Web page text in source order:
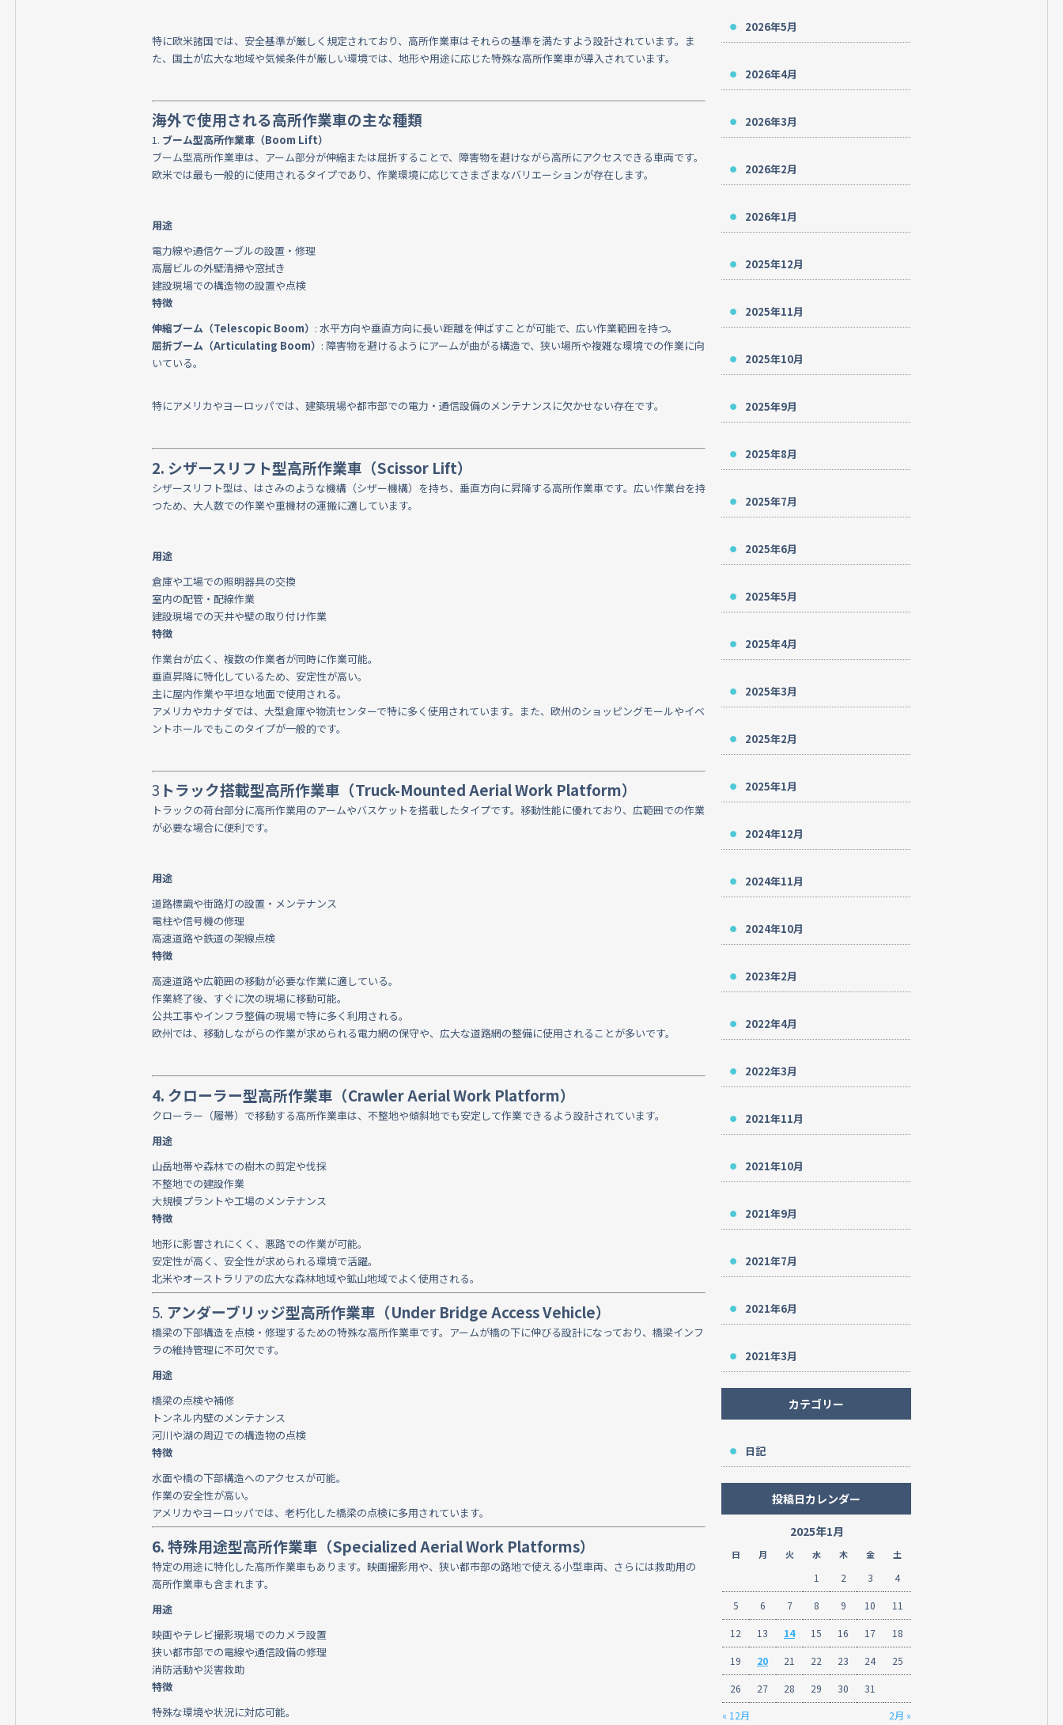
特に欧米諸国では、安全基準が厳しく規定されており、高所作業車はそれらの基準を満たすよう設計されています。ま
た、国土が広大な地域や気候条件が厳しい環境では、地形や用途に応じた特殊な高所作業車が導入されています。
海外で使用される高所作業車の主な種類
1. ブーム型高所作業車（Boom Lift）
ブーム型高所作業車は、アーム部分が伸縮または屈折することで、障害物を避けながら高所にアクセスできる車両です。
欧米では最も一般的に使用されるタイプであり、作業環境に応じてさまざまなバリエーションが存在します。
用途
電力線や通信ケーブルの設置・修理
高層ビルの外壁清掃や窓拭き
建設現場での構造物の設置や点検
特徴
伸縮ブーム（Telescopic Boom） : 水平方向や垂直方向に長い距離を伸ばすことが可能で、広い作業範囲を持つ。
屈折ブーム（Articulating Boom） : 障害物を避けるようにアームが曲がる構造で、狭い場所や複雑な環境での作業に向
いている。
特にアメリカやヨーロッパでは、建築現場や都市部での電力・通信設備のメンテナンスに欠かせない存在です。
2. シザースリフト型高所作業車（Scissor Lift）
シザースリフト型は、はさみのような機構（シザー機構）を持ち、垂直方向に昇降する高所作業車です。広い作業台を持
つため、大人数での作業や重機材の運搬に適しています。
用途
倉庫や工場での照明器具の交換
室内の配管・配線作業
建設現場での天井や壁の取り付け作業
特徴
作業台が広く、複数の作業者が同時に作業可能。
垂直昇降に特化しているため、安定性が高い。
主に屋内作業や平坦な地面で使用される。
アメリカやカナダでは、大型倉庫や物流センターで特に多く使用されています。また、欧州のショッピングモールやイベ
ントホールでもこのタイプが一般的です。
3 トラック搭載型高所作業車（Truck-Mounted Aerial Work Platform）
トラックの荷台部分に高所作業用のアームやバスケットを搭載したタイプです。移動性能に優れており、広範囲での作業
が必要な場合に便利です。
用途
道路標識や街路灯の設置・メンテナンス
電柱や信号機の修理
高速道路や鉄道の架線点検
特徴
高速道路や広範囲の移動が必要な作業に適している。
作業終了後、すぐに次の現場に移動可能。
公共工事やインフラ整備の現場で特に多く利用される。
欧州では、移動しながらの作業が求められる電力網の保守や、広大な道路網の整備に使用されることが多いです。
4. クローラー型高所作業車（Crawler Aerial Work Platform）
クローラー（履帯）で移動する高所作業車は、不整地や傾斜地でも安定して作業できるよう設計されています。
用途
山岳地帯や森林での樹木の剪定や伐採
不整地での建設作業
大規模プラントや工場のメンテナンス
特徴
地形に影響されにくく、悪路での作業が可能。
安定性が高く、安全性が求められる環境で活躍。
北米やオーストラリアの広大な森林地域や鉱山地域でよく使用される。
5. アンダーブリッジ型高所作業車（Under Bridge Access Vehicle）
橋梁の下部構造を点検・修理するための特殊な高所作業車です。アームが橋の下に伸びる設計になっており、橋梁インフ
ラの維持管理に不可欠です。
用途
橋梁の点検や補修
トンネル内壁のメンテナンス
河川や湖の周辺での構造物の点検
特徴
水面や橋の下部構造へのアクセスが可能。
作業の安全性が高い。
アメリカやヨーロッパでは、老朽化した橋梁の点検に多用されています。
6. 特殊用途型高所作業車（Specialized Aerial Work Platforms）
特定の用途に特化した高所作業車もあります。映画撮影用や、狭い都市部の路地で使える小型車両、さらには救助用の
高所作業車も含まれます。
用途
映画やテレビ撮影現場でのカメラ設置
狭い都市部での電線や通信設備の修理
消防活動や災害救助
特徴
特殊な環境や状況に対応可能。
2026年5月
2026年4月
2026年3月
2026年2月
2026年1月
2025年12月
2025年11月
2025年10月
2025年9月
2025年8月
2025年7月
2025年6月
2025年5月
2025年4月
2025年3月
2025年2月
2025年1月
2024年12月
2024年11月
2024年10月
2023年2月
2022年4月
2022年3月
2021年11月
2021年10月
2021年9月
2021年7月
2021年6月
2021年3月
カテゴリー
日記
投稿日カレンダー
2025年1月
日 月 火 水 木 金 土
« 12月 2月 »
1 2 3 4
5 6 7 8 9 10 11
12 13 14 15 16 17 18
19 20 21 22 23 24 25
26 27 28 29 30 31